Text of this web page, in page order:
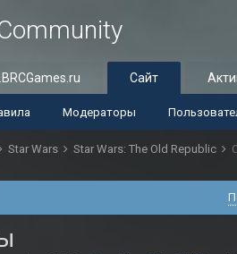
Сайт
Модераторы
Star Wars Star Wars: The Old Republic